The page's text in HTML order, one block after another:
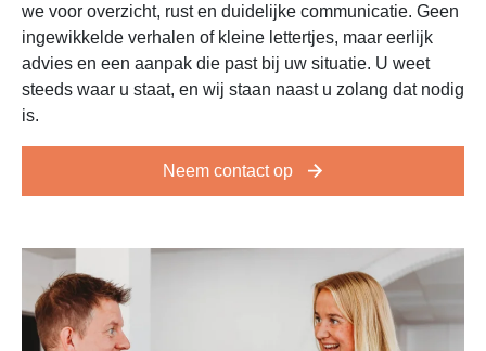
we voor overzicht, rust en duidelijke communicatie. Geen
ingewikkelde verhalen of kleine lettertjes, maar eerlijk
advies en een aanpak die past bij uw situatie. U weet
steeds waar u staat, en wij staan naast u zolang dat nodig
is.
Neem contact op